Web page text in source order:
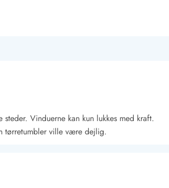
Vinduerne kan kun lukkes med kraft.
tørretumbler ville være dejlig.